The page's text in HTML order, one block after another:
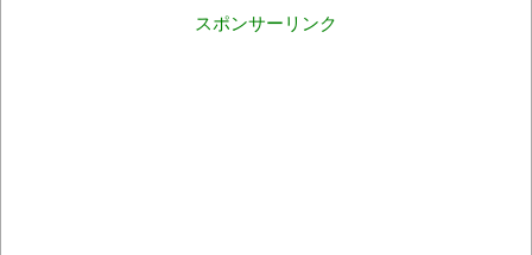
スポンサーリンク